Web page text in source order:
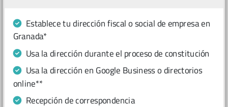
Establece tu dirección fiscal o social de empresa en
Granada*
Usa la dirección durante el proceso de constitución
Usa la dirección en Google Business o directorios
online**
Recepción de correspondencia